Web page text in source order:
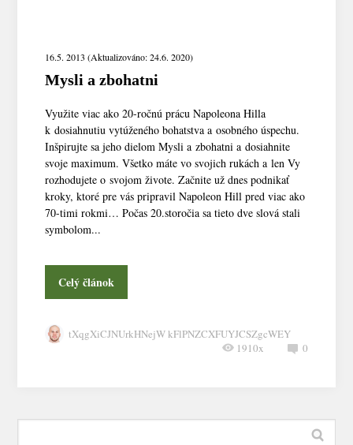
16.5. 2013 (Aktualizováno: 24.6. 2020)
Mysli a zbohatni
Využite viac ako 20-ročnú prácu Napoleona Hilla
k dosiahnutiu vytúženého bohatstva a osobného úspechu.
Inšpirujte sa jeho dielom Mysli a zbohatni a dosiahnite
svoje maximum. Všetko máte vo svojich rukách a len Vy
rozhodujete o svojom živote. Začnite už dnes podnikať
kroky, ktoré pre vás pripravil Napoleon Hill pred viac ako
70-timi rokmi… Počas 20.storočia sa tieto dve slová stali
symbolom...
Celý článok
tXqgXiCJNUrkHNejW kFlPNZCXFUYJCSZgcWEY
0
1910x